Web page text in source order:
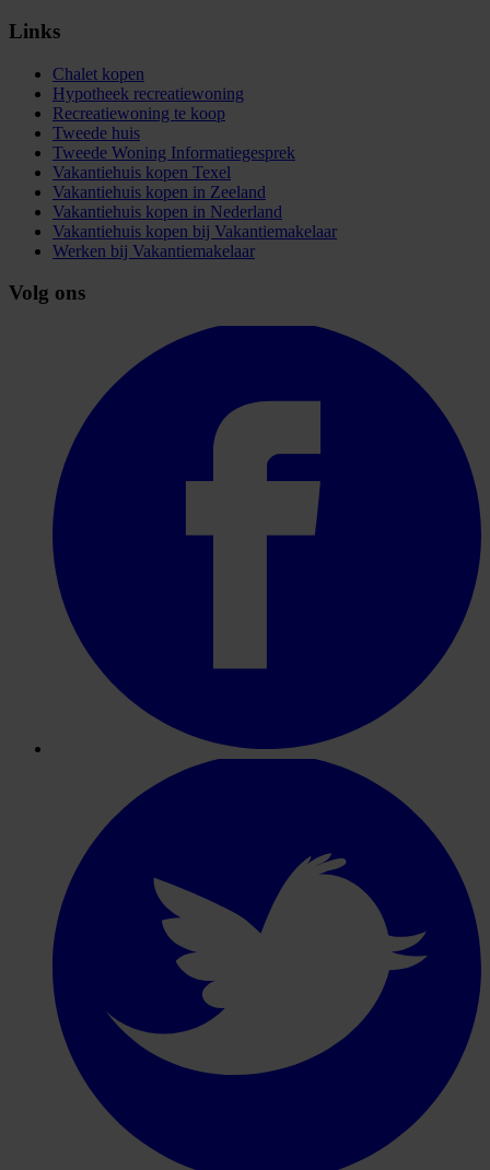
Links
Chalet kopen
Hypotheek recreatiewoning
Recreatiewoning te koop
Tweede huis
Tweede Woning Informatiegesprek
Vakantiehuis kopen Texel
Vakantiehuis kopen in Zeeland
Vakantiehuis kopen in Nederland
Vakantiehuis kopen bij Vakantiemakelaar
Werken bij Vakantiemakelaar
Volg ons